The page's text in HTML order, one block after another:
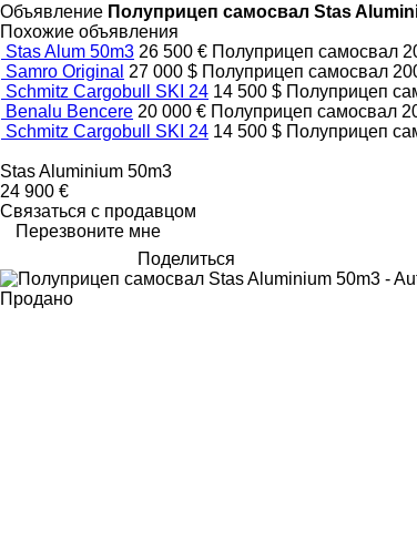
Объявление Полуприцеп самосвал Stas
Похожие объявления
Stas Alum 50m3 26 500 € Полуприцеп самосвал
Samro Original 27 000 $ Полуприцеп самосвал
Schmitz Cargobull SKI 24 14 500 $ Полуприцеп
Benalu Bencere 20 000 € Полуприцеп самосвал
Schmitz Cargobull SKI 24 14 500 $ Полуприцеп
Stas Aluminium 50m3
24 900 €
Связаться с продавцом
Перезвоните мне
Поделиться
Продано